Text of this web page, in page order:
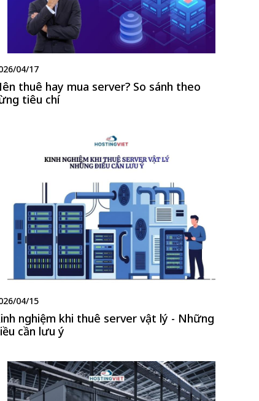
04/17
thuê hay mua server? So sánh theo
tiêu chí
04/15
nghiệm khi thuê server vật lý - Những
cần lưu ý